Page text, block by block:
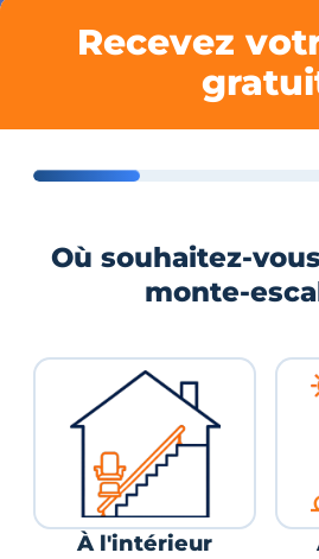
Recevez
Où souhaitez-
monte-
À l'intérieur